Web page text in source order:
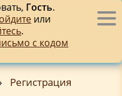
Гость.
или
.
с кодом
Регистрация